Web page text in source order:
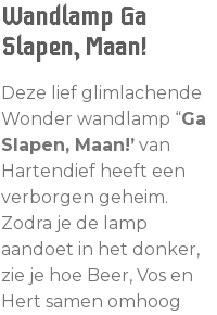
Wandlamp Ga
Slapen, Maan!
Deze lief glimlachende
Wonder wandlamp “Ga
Slapen, Maan!’ van
Hartendief heeft een
verborgen geheim.
Zodra je de lamp
aandoet in het donker,
zie je hoe Beer, Vos en
Hert samen omhoog